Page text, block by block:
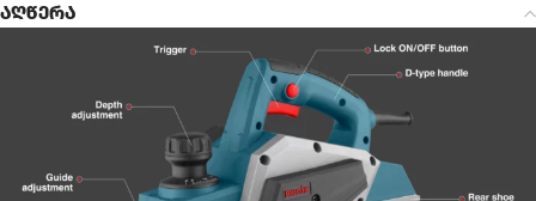
აღწერა